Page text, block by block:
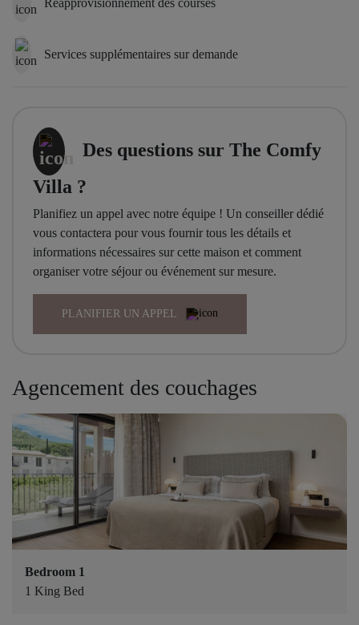
Services supplémentaires sur demande
Des questions sur The Comfy
Villa ?
Planifiez un appel avec notre équipe ! Un conseiller dédié
vous contactera pour vous fournir tous les détails et
informations nécessaires sur cette maison et comment
organiser votre séjour ou événement sur mesure.
PLANIFIER UN APPEL
Agencement des couchages
Bedroom 1
1 King Bed